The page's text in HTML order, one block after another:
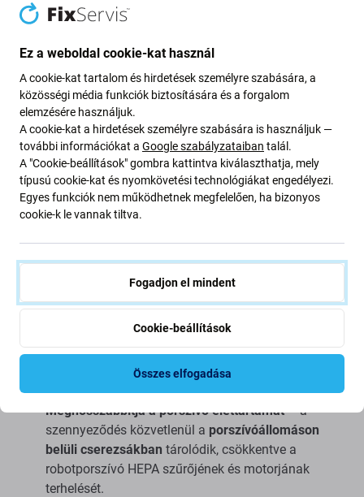
navigációnak köszönhetően időt és energiát takarítanak
modellek esetébena robotporszívók porzsákjai
kulcsfontosságú szerepet játszanak a higiénia és a
teljesítmény szempontjából.
A porzsákok használatának fő előnyei a
robotporszívókban
Higiénikus porelszívás– a teliporzsák
anélkül, hogy a részecskék visszakerülnének a
levegőbe.
Megnövelt kapacitás– arobotporszívó
ideig működhet gyakori kézi ürítés nélkül.
Felfogja a finom részecskéket és az allergéneket
a többrétegűszűrőzsákokfelfogják a finom port, a
pollent, az állatszőrt és még a mikroszkopikus
Meghosszabbítja a porszívó élettartamát– a
szennyeződés közvetlenül a porszívóállomáson
belüli cserezsákban tárolódik, csökkentve a
robotporszívó HEPA szűrőjének és motorjának
terhelését.
Ez a weboldal cookie-kat használ
A cookie-kat tartalom és hirdetések személyre szabására, a
közösségi média funkciók biztosítására és a forgalom
elemzésére használjuk.
A cookie-kat a hirdetések személyre szabására is használjuk —
további információkat a Google szabályzataiban talál.
A "Cookie-beállítások" gombra kattintva kiválaszthatja, mely
típusú cookie-kat és nyomkövetési technológiákat engedélyezi.
Egyes funkciók nem működhetnek megfelelően, ha bizonyos
cookie-k le vannak tiltva.
Fogadjon el mindent
Cookie-beállítások
Összes elfogadása